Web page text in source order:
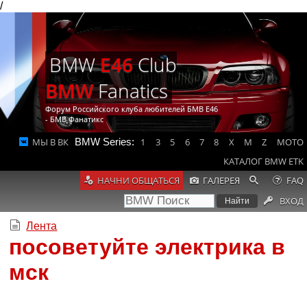
/
BMWE46Club
BMWFanatics
Форум Российского клуба любителей БМВ Е46
- БМВ Фанатикс
МЫ В ВК BMW Series: 1 3 5 6 7 8 X M Z
MOTO
КАТАЛОГ BMW ETK
НАЧНИ ОБЩАТЬСЯ
ГАЛЕРЕЯ
FAQ
ВХОД
Лента
посоветуйте электрика в
мск